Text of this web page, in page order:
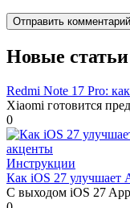
Новые статьи
Redmi Note 17 Pro:
Xiaomi готовится
0
Инструкции
Как iOS 27 улучшает
С выходом iOS 27